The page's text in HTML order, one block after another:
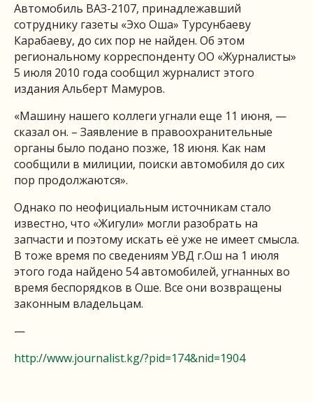
Автомобиль ВАЗ-2107, принадлежавший
сотруднику газеты «Эхо Оша» Турсунбаеву
Карабаеву, до сих пор не найден. Об этом
региональному корреспонденту ОО «Журналисты»
5 июля 2010 года сообщил журналист этого
издания Альберт Мамуров.
«Машину нашего коллеги угнали еще 11 июня, —
сказал он. – Заявление в правоохранительные
органы было подано позже, 18 июня. Как нам
сообщили в милиции, поиски автомобиля до сих
пор продолжаются».
Однако по неофициальным источникам стало
известно, что «Жигули» могли разобрать на
запчасти и поэтому искать её уже не имеет смысла.
В тоже время по сведениям УВД г.Ош на 1 июля
этого года найдено 54 автомобилей, угнанных во
время беспорядков в Оше. Все они возвращены
законным владельцам.
—
http://www.journalist.kg/?pid=174&nid=1904